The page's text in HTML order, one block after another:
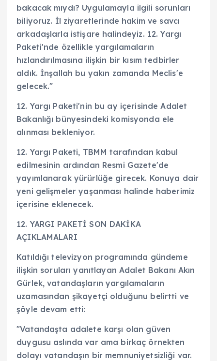
bakacak mıydı? Uygulamayla ilgili sorunları
biliyoruz. İl ziyaretlerinde hakim ve savcı
arkadaşlarla istişare halindeyiz. 12. Yargı
Paketi'nde özellikle yargılamaların
hızlandırılmasına ilişkin bir kısım tedbirler
aldık. İnşallah bu yakın zamanda Meclis'e
gelecek."
12. Yargı Paketi'nin bu ay içerisinde Adalet
Bakanlığı bünyesindeki komisyonda ele
alınması bekleniyor.
12. Yargı Paketi, TBMM tarafından kabul
edilmesinin ardından Resmi Gazete'de
yayımlanarak yürürlüğe girecek. Konuya dair
yeni gelişmeler yaşanması halinde haberimiz
içerisine eklenecek.
12. YARGI PAKETİ SON DAKİKA
AÇIKLAMALARI
Katıldığı televizyon programında gündeme
ilişkin soruları yanıtlayan Adalet Bakanı Akın
Gürlek, vatandaşların yargılamaların
uzamasından şikayetçi olduğunu belirtti ve
şöyle devam etti:
"Vatandaşta adalete karşı olan güven
duygusu aslında var ama birkaç örnekten
dolayı vatandaşın bir memnuniyetsizliği var.